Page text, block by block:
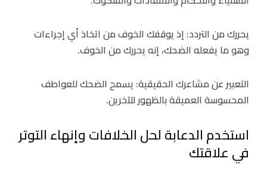
يحررك من التردد: إذ يوقفك الخوف من اتخاذ أي إجراءات
وهو ما يفعله الضحك، إنه يحررك من الخوف.
التعبير عن مشاعرك الحقيقية: يسمح الضحك للعواطف
المحسوسة العميقة بالظهور للآخرين.
استخدم الدعابة لحل الخلافات وإنهاء التوتر
في علاقتك